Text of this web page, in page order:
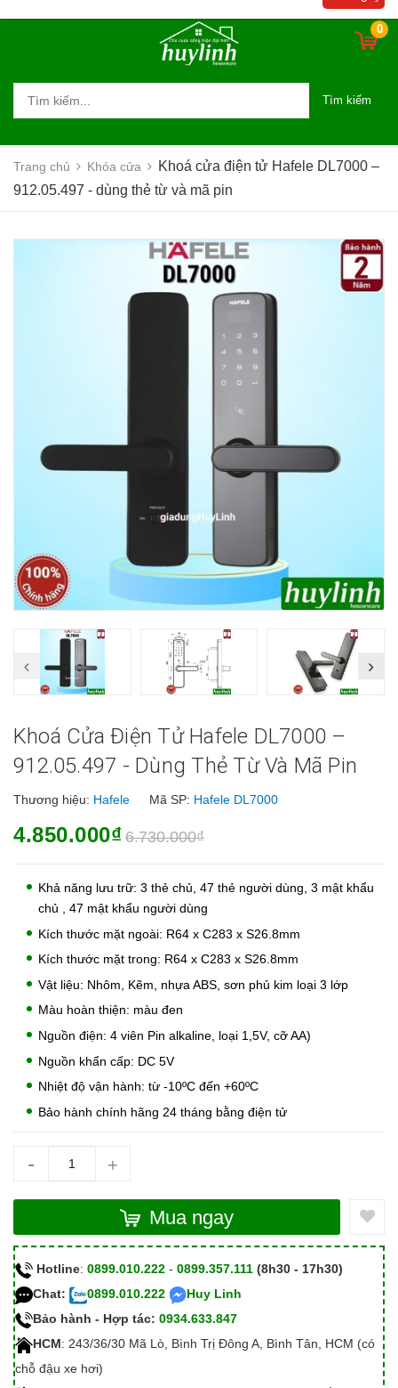
0
Tìm kiếm
Trang chủ Khóa cửa
Khoá cửa điện tử Hafele DL7000 –
912.05.497 - dùng thẻ từ và mã pin
Khoá Cửa Điện Tử Hafele DL7000 –
912.05.497 - Dùng Thẻ Từ Và Mã Pin
Thương hiệu: Hafele Mã SP: Hafele DL7000
4.850.000₫ 6.730.000₫
Khả năng lưu trữ: 3 thẻ chủ, 47 thẻ người dùng, 3 mật khẩu
chủ , 47 mật khẩu người dùng
Kích thước mặt ngoài: R64 x C283 x S26.8mm
Kích thước mặt trong: R64 x C283 x S26.8mm
Vật liệu: Nhôm, Kẽm, nhựa ABS, sơn phủ kim loại 3 lớp
Màu hoàn thiện: màu đen
Nguồn điện: 4 viên Pin alkaline, loại 1,5V, cỡ AA)
Nguồn khẩn cấp: DC 5V
Nhiệt độ vận hành: từ -10ºC đến +60ºC
Bảo hành chính hãng 24 tháng bằng điện tử
- +
Mua ngay
Hotline: 0899.010.222 - 0899.357.111 (8h30 - 17h30)
Chat:
0899.010.222
Huy Linh
Bảo hành - Hợp tác: 0934.633.847
HCM: 243/36/30 Mã Lò, Bình Trị Đông A, Bình Tân, HCM (có
chỗ đậu xe hơi)